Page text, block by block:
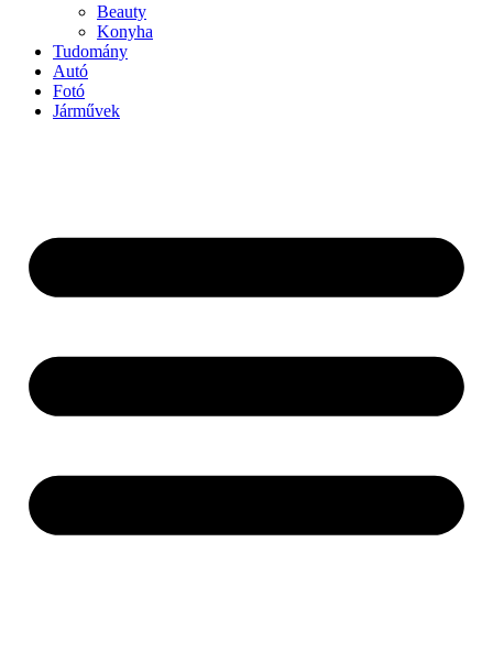
Beauty
Konyha
Tudomány
Autó
Fotó
Járművek